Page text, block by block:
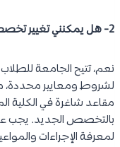
2- هل يمكنني تغيير تخصصي بعد القبول في الجامعة؟
نعم، تتيح الجامعة
لشروط ومعايير محددة،
مقاعد شاغرة في الكلية
بالتخصص الجديد. يجب
لمعرفة الإجراءات